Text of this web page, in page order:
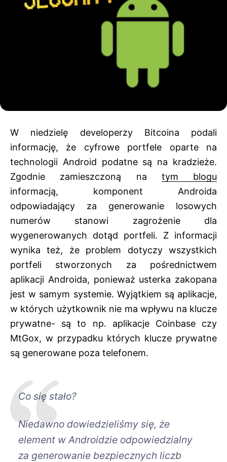
W niedzielę developerzy Bitcoina podali
informację, że cyfrowe portfele oparte na
technologii Android podatne są na kradzieże.
Zgodnie zamieszczoną na tym blogu
informacją, komponent Androida
odpowiadający za generowanie losowych
numerów stanowi zagrożenie dla
wygenerowanych dotąd portfeli. Z informacji
wynika też, że problem dotyczy wszystkich
portfeli stworzonych za pośrednictwem
aplikacji Androida, ponieważ usterka zakopana
jest w samym systemie. Wyjątkiem są aplikacje,
w których użytkownik nie ma wpływu na klucze
prywatne- są to np. aplikacje Coinbase czy
MtGox, w przypadku których klucze prywatne
są generowane poza telefonem.
Co się stało?
Niedawno dowiedzieliśmy się, że
element w Androidzie odpowiedzialny
za generowanie bezpiecznych liczb